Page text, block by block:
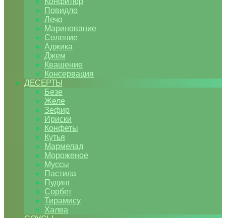
Повидло
Лечо
Маринование
Соление
Аджика
Джем
Квашение
Консервация
ДЕСЕРТЫ
Безе
Желе
Зефир
Ириски
Конфеты
Кутья
Мармелад
Мороженое
Муссы
Пастила
Пудинг
Сорбет
Тирамису
Халва